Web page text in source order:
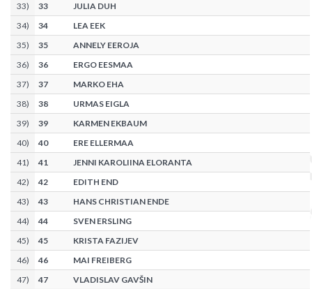
33) 33
JULIA DUH
34) 34
LEA EEK
35) 35
ANNELY EEROJA
36) 36
ERGO EESMAA
37) 37
MARKO EHA
38) 38
URMAS EIGLA
39) 39
KARMEN EKBAUM
40) 40
ERE ELLERMAA
41) 41
JENNI KAROLIINA ELORANTA
42) 42
EDITH END
43) 43
HANS CHRISTIAN ENDE
44) 44
SVEN ERSLING
45) 45
KRISTA FAZIJEV
46) 46
MAI FREIBERG
47) 47
VLADISLAV GAVŠIN